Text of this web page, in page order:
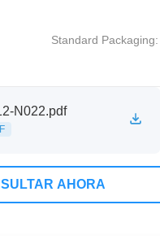
Standard Packaging:
N022.pdf
AHORA